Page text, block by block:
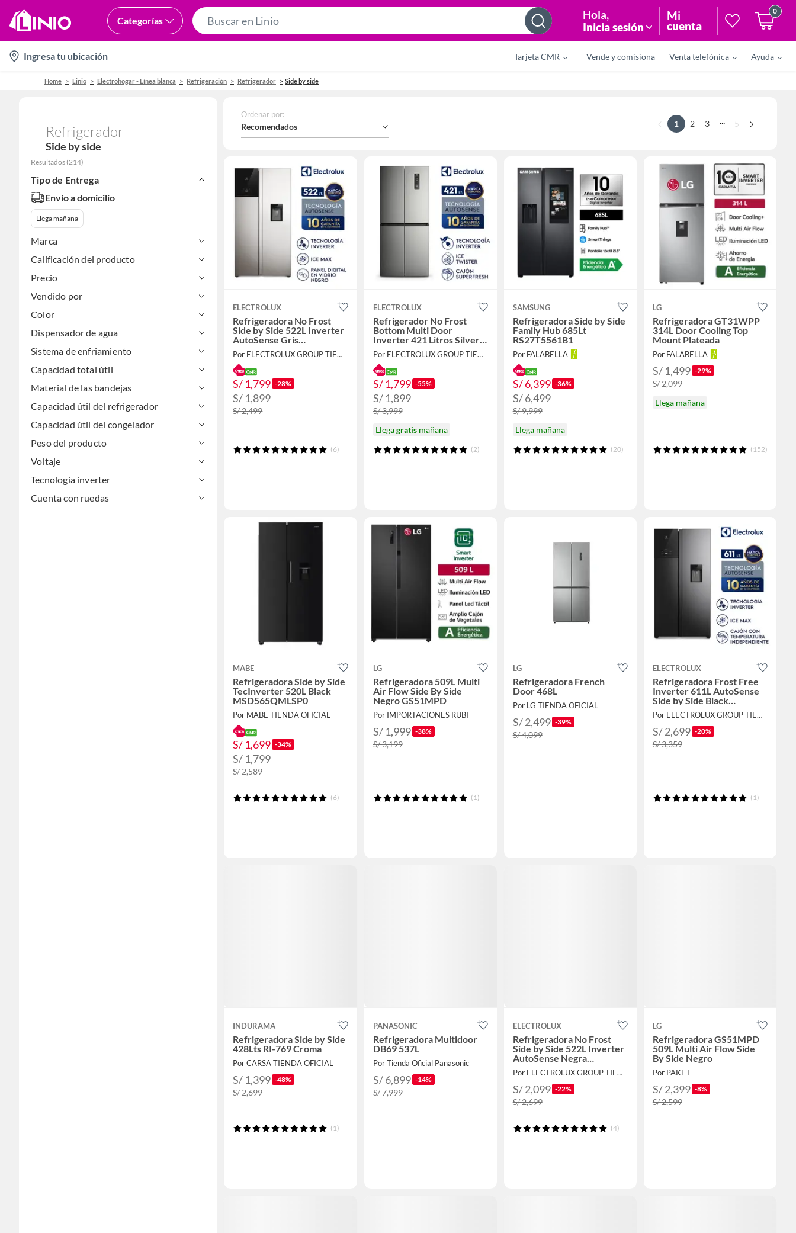
Categorías
Bar
Hola,
Inicia sesión
Mi
cuenta
0
location-
icon
Ingresa tu ubicación Tarjeta CMR Vende y comisiona Venta telefónica Ayuda
Home Linio Electrohogar - Línea blanca Refrigeración Refrigerador Side by side
Refrigerador
Side by side
Resultados (214)
Tipo de Entrega
Envío a domicilio
Llega mañana
Marca
Calificación del producto
Precio
Vendido por
Color
Dispensador de agua
Sistema de enfriamiento
Capacidad total útil
Material de las bandejas
Capacidad útil del refrigerador
Capacidad útil del congelador
Peso del producto
Voltaje
Tecnología inverter
Cuenta con ruedas
Ordenar por:
Recomendados 1 2 3 ... 5
ELECTROLUX
Refrigeradora No Frost
Side by Side 522L Inverter
AutoSense Gris
ERS53F2P5CI
Por ELECTROLUX GROUP TIENDA OFICIAL
S/ 1,799 -28%
S/ 1,899
S/ 2,499
(6)
ELECTROLUX
Refrigerador No Frost
Bottom Multi Door
Inverter 421 Litros Silver
ERQU40E2HWS
Por ELECTROLUX GROUP TIENDA OFICIAL
S/ 1,799 -55%
S/ 1,899
S/ 3,999
Llegagratismañana
(2)
SAMSUNG
Refrigeradora Side by Side
Family Hub 685Lt
RS27T5561B1
Por FALABELLA
S/ 6,399 -36%
S/ 6,499
S/ 9,999
Llega mañana
(20)
LG
Refrigeradora GT31WPP
314L Door Cooling Top
Mount Plateada
Por FALABELLA
S/ 1,499 -29%
S/ 2,099
Llega mañana
(152)
MABE
Refrigeradora Side by Side
TecInverter 520L Black
MSD565QMLSP0
Por MABE TIENDA OFICIAL
S/ 1,699 -34%
S/ 1,799
S/ 2,589
(6)
LG
Refrigeradora 509L Multi
Air Flow Side By Side
Negro GS51MPD
Por IMPORTACIONES RUBI
S/ 1,999 -38%
S/ 3,199
(1)
LG
Refrigeradora French
Door 468L
Por LG TIENDA OFICIAL
S/ 2,499 -39%
S/ 4,099
ELECTROLUX
Refrigeradora Frost Free
Inverter 611L AutoSense
Side by Side Black
ERS65F2P5BB
Por ELECTROLUX GROUP TIENDA OFICIAL
S/ 2,699 -20%
S/ 3,359
(1)
INDURAMA
Refrigeradora Side by Side
428Lts RI-769 Croma
Por CARSA TIENDA OFICIAL
S/ 1,399 -48%
S/ 2,699
(1)
PANASONIC
Refrigeradora Multidoor
DB69 537L
Por Tienda Oficial Panasonic
S/ 6,899 -14%
S/ 7,999
ELECTROLUX
Refrigeradora No Frost
Side by Side 522L Inverter
AutoSense Negra
ERS53F2P5CB
Por ELECTROLUX GROUP TIENDA OFICIAL
S/ 2,099 -22%
S/ 2,699
(4)
LG
Refrigeradora GS51MPD
509L Multi Air Flow Side
By Side Negro
Por PAKET
S/ 2,399 -8%
S/ 2,599